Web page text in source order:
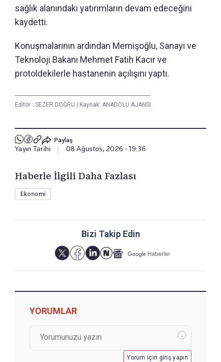
sağlık alanındaki yatırımların devam edeceğini
kaydetti.
Konuşmalarının ardından Memişoğlu, Sanayi ve
Teknoloji Bakanı Mehmet Fatih Kacır ve
protoldekilerle hastanenin açılışını yaptı.
Editör : SEZER DOĞRU Kaynak: ANADOLU AJANSI
Paylaş
Yayın Tarihi 08 Ağustos, 2026 - 19:36
Haberle İlgili Daha Fazlası
Ekonomi
Bizi Takip Edin
YORUMLAR
Yorum için giriş yapın